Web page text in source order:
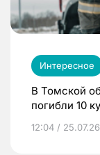
Интересное
В Томской
погибли 10
12:04 / 25.07.26